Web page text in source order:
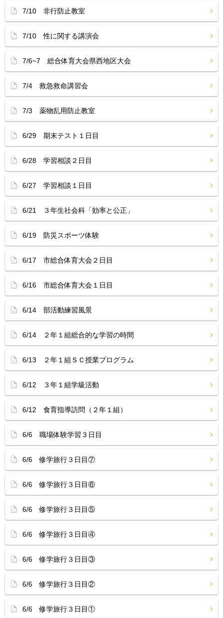
7/10 非行防止教室
7/10 性に関する講演会
7/6~7 総合体育大会県西地区大会
7/4 救急救命講習会
7/3 薬物乱用防止教室
6/29 期末テスト１日目
6/28 学習相談２日目
6/27 学習相談１日目
6/21 ３年生社会科「効率と公正」
6/19 防災スポーツ体験
6/17 市総合体育大会２日目
6/16 市総合体育大会１日目
6/14 部活動練習風景
6/14 ２年１組総合的な学習の時間
6/13 ２年１組ＳＣ授業プログラム
6/12 ３年１組学級活動
6/12 食育指導訪問（２年１組）
6/6 職場体験学習３日目
6/6 修学旅行３日目⑦
6/6 修学旅行３日目⑥
6/6 修学旅行３日目⑤
6/6 修学旅行３日目④
6/6 修学旅行３日目③
6/6 修学旅行３日目②
6/6 修学旅行３日目①